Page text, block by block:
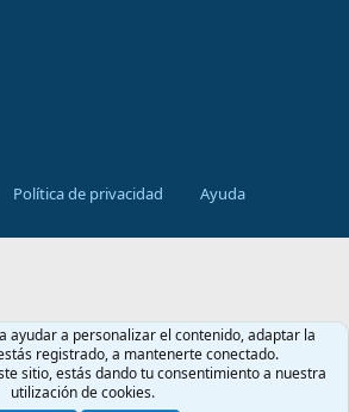
Política de privacidad
Ayuda
ayudar a personalizar el contenido, adaptar la
registrado, a mantenerte conectado.
sitio, estás dando tu consentimiento a nuestra
utilización de cookies.